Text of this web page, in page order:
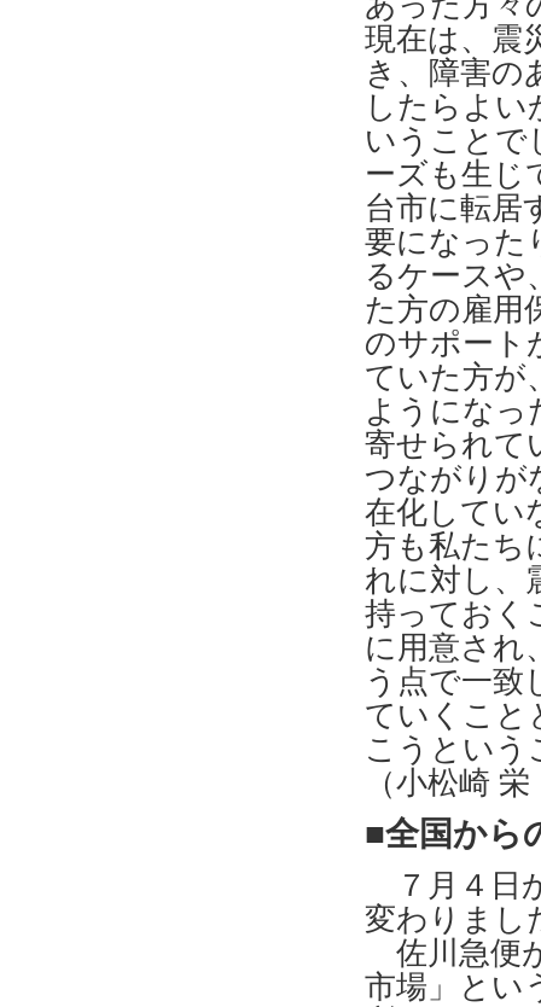
現在は、震
き、障害の
したらよい
いうことで
ーズも生じ
台市に転居
要になった
るケースや
た方の雇用
のサポート
ていた方が
ようになっ
寄せられて
つながりが
在化してい
方も私たち
れに対し、
持っておく
に用意され
う点で一致
ていくこと
こうという
（小松崎
■全国から
７月４日
変わりまし
佐川急便
市場」とい